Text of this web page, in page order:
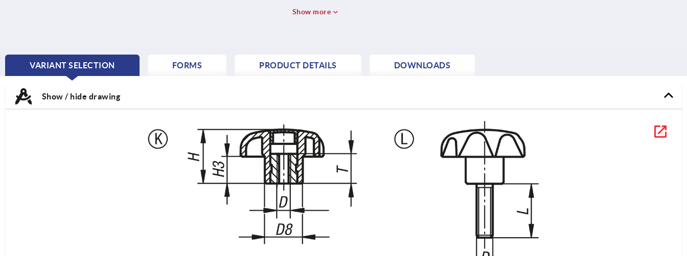
Show more
VARIANT SELECTION
CURRENT
FORMS PRODUCT DETAILS DOWNLOADS
Show / hide drawing